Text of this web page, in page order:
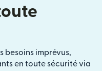
besoins imprévus,
en toute sécurité via